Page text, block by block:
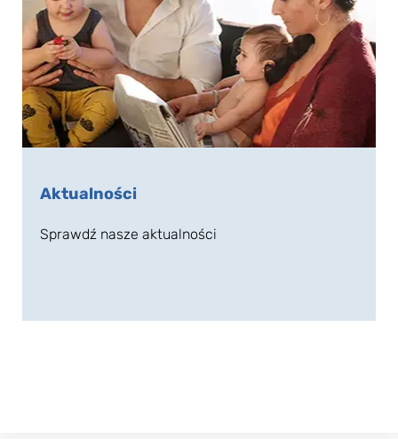
Aktualności
Sprawdź nasze aktualności